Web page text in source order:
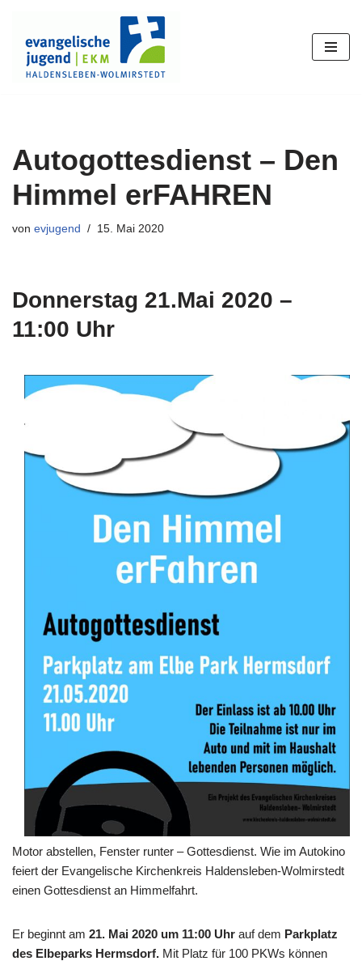
Zum
Inhalt
springen
Autogottesdienst – Den
Himmel erFAHREN
von evjugend 15. Mai 2020
Donnerstag 21.Mai 2020 –
11:00 Uhr
Motor abstellen, Fenster runter – Gottesdienst. Wie im Autokino
feiert der Evangelische Kirchenkreis Haldensleben-Wolmirstedt
einen Gottesdienst an Himmelfahrt.
Er beginnt am 21. Mai 2020 um 11:00 Uhr auf dem Parkplatz
des Elbeparks Hermsdorf. Mit Platz für 100 PKWs können